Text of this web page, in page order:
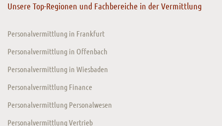
Unsere Top-Regionen und Fachbereiche in der Vermittlung
Personalvermittlung in Frankfurt
Personalvermittlung in Offenbach
Personalvermittlung in Wiesbaden
Personalvermittlung Finance
Personalvermittlung Personalwesen
Personalvermittlung Vertrieb